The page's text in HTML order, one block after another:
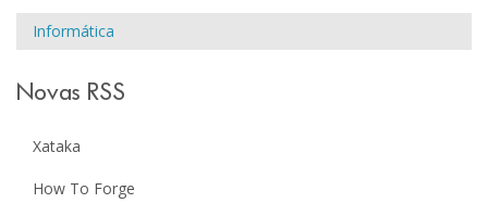
Informática
Novas RSS
Xataka
How To Forge